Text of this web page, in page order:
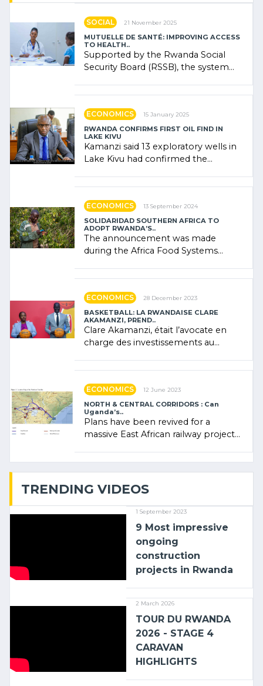
SOCIAL 21 November 2025
MUTUELLE DE SANTÉ: IMPROVING ACCESS
TO HEALTH..
Supported by the Rwanda Social
Security Board (RSSB), the system
ECONOMICS 15 January 2025
RWANDA CONFIRMS FIRST OIL FIND IN
LAKE KIVU
Kamanzi said 13 exploratory wells in
Lake Kivu had confirmed the
ECONOMICS 13 September 2024
SOLIDARIDAD SOUTHERN AFRICA TO
ADOPT RWANDA’S..
The announcement was made
during the Africa Food Systems
ECONOMICS 28 December 2023
BASKETBALL: LA RWANDAISE CLARE
AKAMANZI, PREND..
Clare Akamanzi, était l’avocate en
charge des investissements au
ECONOMICS 12 June 2023
NORTH & CENTRAL CORRIDORS : Can
Uganda’s..
Plans have been revived for a
massive East African railway project
TRENDING VIDEOS
1 September 2023
9 Most impressive
ongoing
construction
projects in Rwanda
2 March 2026
TOUR DU RWANDA
2026 - STAGE 4
CARAVAN
HIGHLIGHTS